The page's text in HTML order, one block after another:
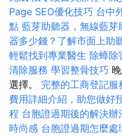
Page SEO優化技巧 台中
點 藍芽助聽器，無線藍
器多少錢？了解市面上助
輕鬆找到專業醫生 除蟑除
清除服務 學習整骨技巧
選擇。 完整的工商登記
費用詳細介紹，助您做好
程 台胞證過期後的解決辦
時尚感 台胞證過期怎麼處